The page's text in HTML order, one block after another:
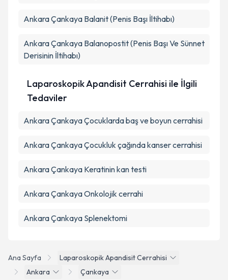
Ana Sayfa
Laparoskopik Apandisit Cerrahisi
Ankara
Çankaya
Ankara Çankaya Balanit (Penis Başı İltihabı)
Ankara Çankaya Balanopostit (Penis Başı Ve Sünnet
Derisinin İltihabı)
Laparoskopik Apandisit Cerrahisi ile İlgili
Tedaviler
Ankara Çankaya Çocuklarda baş ve boyun cerrahisi
Ankara Çankaya Çocukluk çağında kanser cerrahisi
Ankara Çankaya Keratinin kan testi
Ankara Çankaya Onkolojik cerrahi
Ankara Çankaya Splenektomi